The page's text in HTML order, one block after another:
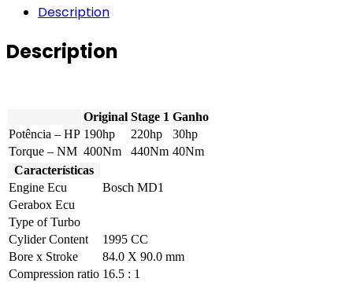
190hp
quantity
Description
Description
Original Stage 1 Ganho
Potência – HP 190hp 220hp
30hp
Torque – NM 400Nm 440Nm 40Nm
Características
Engine Ecu
Bosch MD1
Gerabox Ecu
Type of Turbo
Cylider Content
1995 CC
Bore x Stroke
84.0 X 90.0 mm
Compression ratio 16.5 : 1